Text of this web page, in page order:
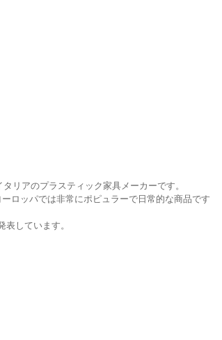
リアのプラスティック家具メーカーです。
ロッパでは非常にポピュラーで日常的な商品です
しています。